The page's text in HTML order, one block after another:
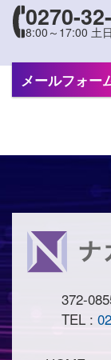
0270-
8:00～17:00 土
メールフォー
372-
TEL :